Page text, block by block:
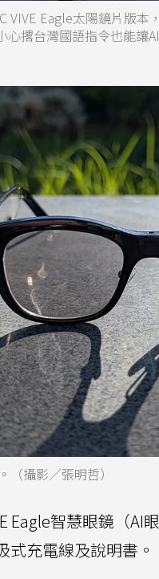
VIVE Eagle太陽鏡片版
心撂台灣國語指令也能
（攝影／張明哲）
Eagle智慧眼鏡（
式充電線及說明書。